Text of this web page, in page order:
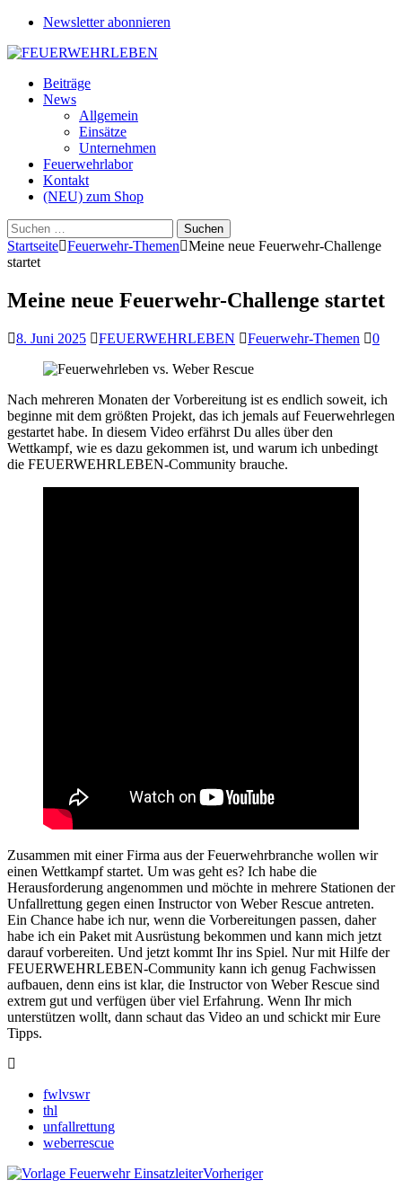
Newsletter abonnieren
Beiträge
News
Allgemein
Einsätze
Unternehmen
Feuerwehrlabor
Kontakt
(NEU) zum Shop
Suchen
nach:
Startseite Feuerwehr-Themen
Meine neue Feuerwehr-Challenge
startet
Meine neue Feuerwehr-Challenge startet
8. Juni 2025 FEUERWEHRLEBEN Feuerwehr-Themen 0
Nach mehreren Monaten der Vorbereitung ist es endlich soweit, ich
beginne mit dem größten Projekt, das ich jemals auf Feuerwehrlegen
gestartet habe. In diesem Video erfährst Du alles über den
Wettkampf, wie es dazu gekommen ist, und warum ich unbedingt
die FEUERWEHRLEBEN-Community brauche.
Zusammen mit einer Firma aus der Feuerwehrbranche wollen wir
einen Wettkampf startet. Um was geht es? Ich habe die
Herausforderung angenommen und möchte in mehrere Stationen der
Unfallrettung gegen einen Instructor von Weber Rescue antreten.
Ein Chance habe ich nur, wenn die Vorbereitungen passen, daher
habe ich ein Paket mit Ausrüstung bekommen und kann mich jetzt
darauf vorbereiten. Und jetzt kommt Ihr ins Spiel. Nur mit Hilfe der
FEUERWEHRLEBEN-Community kann ich genug Fachwissen
aufbauen, denn eins ist klar, die Instructor von Weber Rescue sind
extrem gut und verfügen über viel Erfahrung. Wenn Ihr mich
unterstützen wollt, dann schaut das Video an und schickt mir Eure
Tipps.
fwlvswr
thl
unfallrettung
weberrescue
Vorheriger